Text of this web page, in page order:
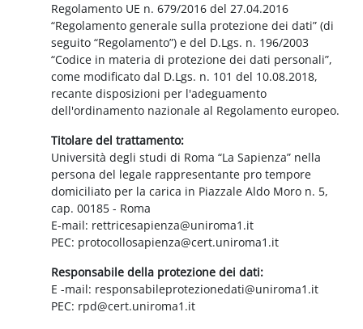
Regolamento UE n. 679/2016 del 27.04.2016
“Regolamento generale sulla protezione dei dati” (di
seguito “Regolamento”) e del D.Lgs. n. 196/2003
“Codice in materia di protezione dei dati personali”,
come modificato dal D.Lgs. n. 101 del 10.08.2018,
recante disposizioni per l'adeguamento
dell'ordinamento nazionale al Regolamento europeo.
Titolare del trattamento:
Università degli studi di Roma “La Sapienza” nella
persona del legale rappresentante pro tempore
domiciliato per la carica in Piazzale Aldo Moro n. 5,
cap. 00185 - Roma
E-mail: rettricesapienza@uniroma1.it
PEC: protocollosapienza@cert.uniroma1.it
Responsabile della protezione dei dati:
E -mail: responsabileprotezionedati@uniroma1.it
PEC: rpd@cert.uniroma1.it